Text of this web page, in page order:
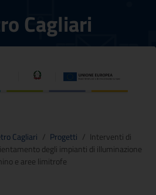
Cagliari
Cagliari / Progetti / Interventi di
degli impianti di illuminazione
e aree limitrofe